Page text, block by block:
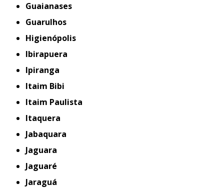
Guaianases
Guarulhos
Higienópolis
Ibirapuera
Ipiranga
Itaim Bibi
Itaim Paulista
Itaquera
Jabaquara
Jaguara
Jaguaré
Jaraguá